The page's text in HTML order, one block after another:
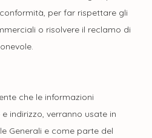
per far rispettare gli
o risolvere il reclamo di
che le informazioni
indirizzo, verranno usate in
Generali e come parte del